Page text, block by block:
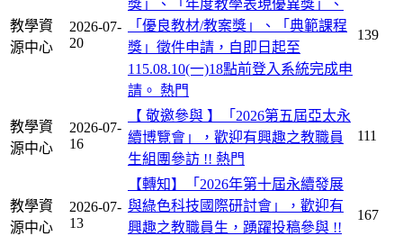
教學資
源中心
2026-07-
20
獎」、「年度教學表現優異獎」、
「優良教材/教案獎」、「典範課程
獎」徵件申請，自即日起至
115.08.10(一)18點前登入系統完成申
請。 熱門
139
教學資
源中心
2026-07-
16
【 敬邀參與 】「2026第五屆亞太永
續博覽會」，歡迎有興趣之教職員
生組團參訪 !! 熱門
111
教學資
源中心
2026-07-
13
【轉知】「2026年第十屆永續發展
與綠色科技國際研討會」，歡迎有
興趣之教職員生，踴躍投稿參與 !!
167